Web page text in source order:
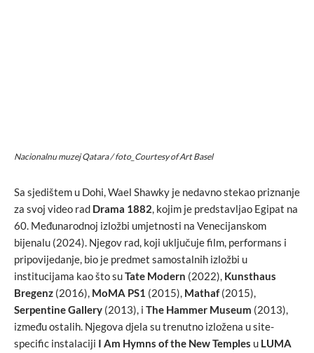
Nacionalnu muzej Qatara / foto_Courtesy of Art Basel
Sa sjedištem u Dohi, Wael Shawky je nedavno stekao priznanje
za svoj video rad Drama 1882, kojim je predstavljao Egipat na
60. Međunarodnoj izložbi umjetnosti na Venecijanskom
bijenalu (2024). Njegov rad, koji uključuje film, performans i
pripovijedanje, bio je predmet samostalnih izložbi u
institucijama kao što suTate Modern (2022), Kunsthaus
Bregenz (2016), MoMA PS1 (2015), Mathaf(2015),
Serpentine Gallery (2013), i The Hammer Museum (2013),
između ostalih. Njegova djela su trenutno izložena u site-
specific instalaciji I Am Hymns of the New Temples u LUMA